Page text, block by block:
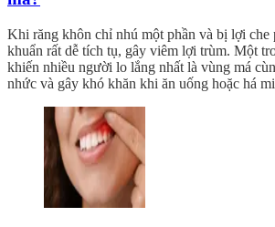
Khi răng khôn chỉ nhú một phần và bị lợi che
khuẩn rất dễ tích tụ, gây viêm lợi trùm. Một
khiến nhiều người lo lắng nhất là vùng má
nhức và gây khó khăn khi ăn uống hoặc há